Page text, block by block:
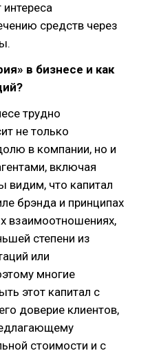
средств через
в бизнесе и как
трудно
не только
в компании, но и
включая
видим, что капитал
брэнда и принципах
взаимоотношениях,
степени из
или
многие
этот капитал с
доверие клиентов,
стоимости и с